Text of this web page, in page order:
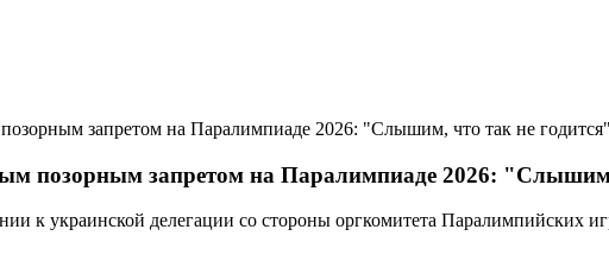
запретом на Паралимпиаде 2026: "Слышим, что так не годится"
позорным запретом на Паралимпиаде 2026:
к украинской делегации со стороны оргкомитета Паралимпийских